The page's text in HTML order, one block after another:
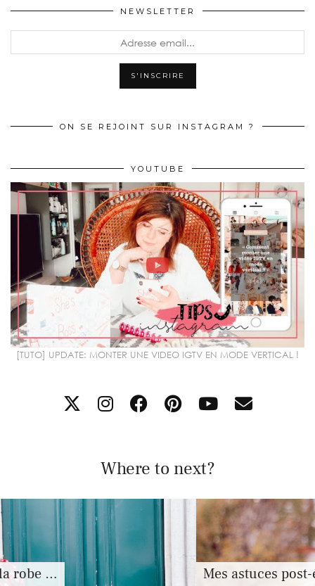
NEWSLETTER
ON SE REJOINT SUR INSTAGRAM ?
YOUTUBE
[TUTO] UPDATE: MONTER UNE VIDEO IGTV EN MODE VERTICAL !
Where to next?
Mes astuces post-été …